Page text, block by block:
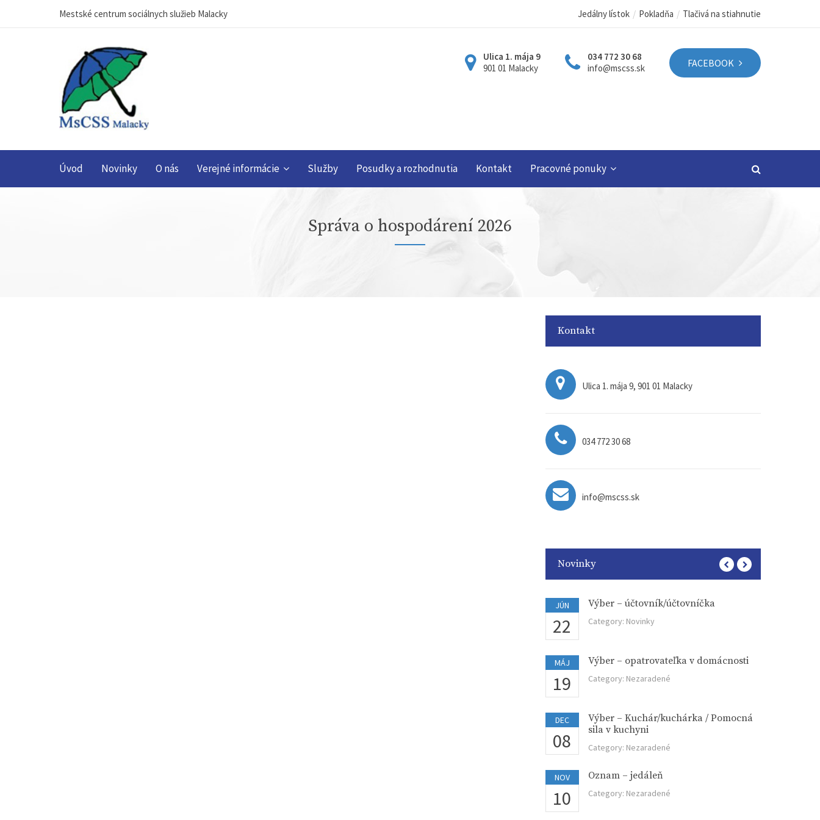
Mestské centrum sociálnych služieb Malacky Jedálny lístok Pokladňa Tlačivá na stiahnutie
FACEBOOK
Ulica 1. mája 9
901 01 Malacky
034 772 30 68
info@mscss.sk
Úvod Novinky O nás Verejné informácie Služby Posudky a rozhodnutia Kontakt Pracovné ponuky
Správa o hospodárení 2026
Kontakt
Ulica 1. mája 9, 901 01 Malacky
034 772 30 68
info@mscss.sk
Novinky
JÚN
22
Výber – účtovník/účtovníčka
Category: Novinky
MÁJ
19
Výber – opatrovateľka v domácnosti
Category: Nezaradené
DEC
08
Výber – Kuchár/kuchárka / Pomocná
sila v kuchyni
Category: Nezaradené
NOV
10
Oznam – jedáleň
Category: Nezaradené